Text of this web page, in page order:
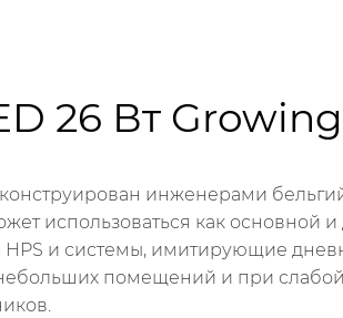
26 Вт Growing
инженерами
использоваться как основной
и системы, имитирующие
помещений и при